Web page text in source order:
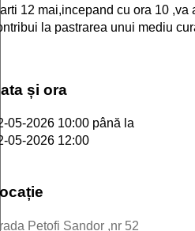
12 mai,incepand cu ora 10
la pastrarea unui mediu
și ora
05-2026 10:00 până la
05-2026 12:00
Petofi Sandor ,nr 52